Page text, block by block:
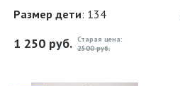
Размер дети: 134
1 250руб. Старая цена:
2500 руб.